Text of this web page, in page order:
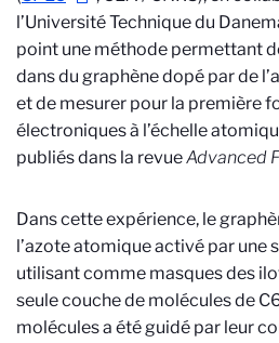
l’Université Technique du
point une méthode permettant
dans du graphène dopé par de
et de mesurer pour la première
électroniques à l’échelle
publiés dans la revueAdvanced
Dans cette expérience, le
l’azote atomique activé par une
utilisant comme masques des
seule couche de molécules de
molécules a été guidé par leur